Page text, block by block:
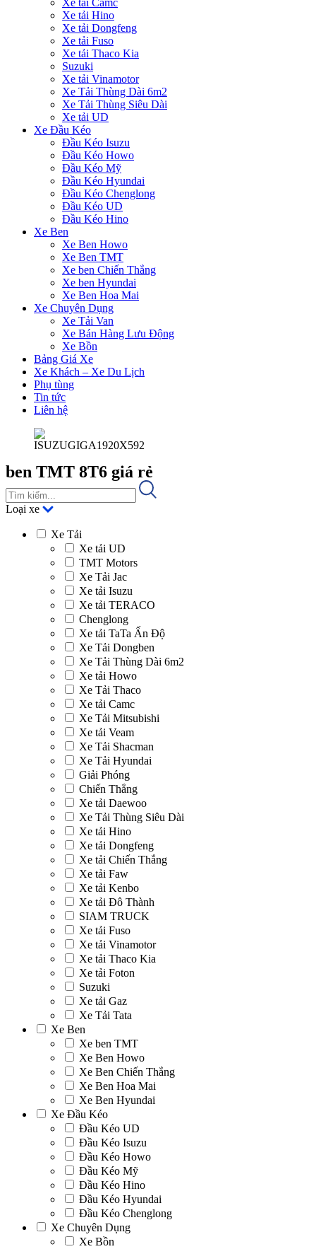
Xe tải Camc
Xe tải Hino
Xe tải Dongfeng
Xe tải Fuso
Xe tải Thaco Kia
Suzuki
Xe tải Vinamotor
Xe Tải Thùng Dài 6m2
Xe Tải Thùng Siêu Dài
Xe tải UD
Xe Đầu Kéo
Đầu Kéo Isuzu
Đầu Kéo Howo
Đầu Kéo Mỹ
Đầu Kéo Hyundai
Đầu Kéo Chenglong
Đầu Kéo UD
Đầu Kéo Hino
Xe Ben
Xe Ben Howo
Xe Ben TMT
Xe ben Chiến Thắng
Xe ben Hyundai
Xe Ben Hoa Mai
Xe Chuyên Dụng
Xe Tải Van
Xe Bán Hàng Lưu Động
Xe Bồn
Bảng Giá Xe
Xe Khách – Xe Du Lịch
Phụ tùng
Tin tức
Liên hệ
ben TMT 8T6 giá rẻ
Loại xe
Xe Tải
Xe tải UD
TMT Motors
Xe Tải Jac
Xe tải Isuzu
Xe tải TERACO
Chenglong
Xe tải TaTa Ấn Độ
Xe Tải Dongben
Xe Tải Thùng Dài 6m2
Xe tải Howo
Xe Tải Thaco
Xe tải Camc
Xe Tải Mitsubishi
Xe tải Veam
Xe Tải Shacman
Xe Tải Hyundai
Giải Phóng
Chiến Thắng
Xe tải Daewoo
Xe Tải Thùng Siêu Dài
Xe tải Hino
Xe tải Dongfeng
Xe tải Chiến Thắng
Xe tải Faw
Xe tải Kenbo
Xe tải Đô Thành
SIAM TRUCK
Xe tải Fuso
Xe tải Vinamotor
Xe tải Thaco Kia
Xe tải Foton
Suzuki
Xe tải Gaz
Xe Tải Tata
Xe Ben
Xe ben TMT
Xe Ben Howo
Xe Ben Chiến Thắng
Xe Ben Hoa Mai
Xe Ben Hyundai
Xe Đầu Kéo
Đầu Kéo UD
Đầu Kéo Isuzu
Đầu Kéo Howo
Đầu Kéo Mỹ
Đầu Kéo Hino
Đầu Kéo Hyundai
Đầu Kéo Chenglong
Xe Chuyên Dụng
Xe Bồn